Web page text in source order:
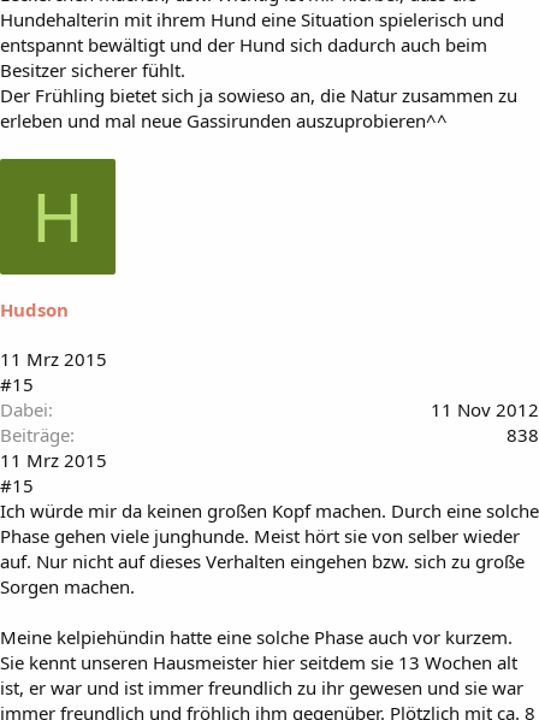
Hundehalterin mit ihrem Hund eine Situation spielerisch und
entspannt bewältigt und der Hund sich dadurch auch beim
Besitzer sicherer fühlt.
Der Frühling bietet sich ja sowieso an, die Natur zusammen zu
erleben und mal neue Gassirunden auszuprobieren^^
H
Hudson
11 Mrz 2015
#15
Dabei
11 Nov 2012
Beiträge
838
11 Mrz 2015
#15
Ich würde mir da keinen großen Kopf machen. Durch eine solche
Phase gehen viele junghunde. Meist hört sie von selber wieder
auf. Nur nicht auf dieses Verhalten eingehen bzw. sich zu große
Sorgen machen.
Meine kelpiehündin hatte eine solche Phase auch vor kurzem.
Sie kennt unseren Hausmeister hier seitdem sie 13 Wochen alt
ist, er war und ist immer freundlich zu ihr gewesen und sie war
immer freundlich und fröhlich ihm gegenüber. Plötzlich mit ca. 8